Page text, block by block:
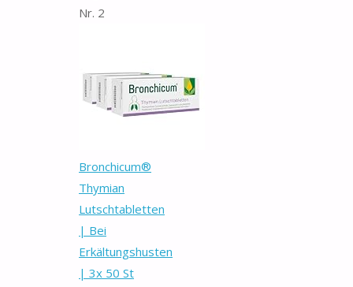
Nr. 2
Bronchicum®
Thymian
Lutschtabletten
| Bei
Erkältungshusten
| 3x 50 St